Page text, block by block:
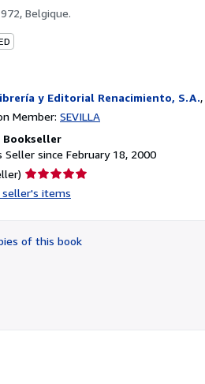
Belgique.
y Editorial Renacimiento, S.A.,
Member: SEVILLA
Bookseller
Seller since February 18, 2000
Seller
rating
of
items
of this book